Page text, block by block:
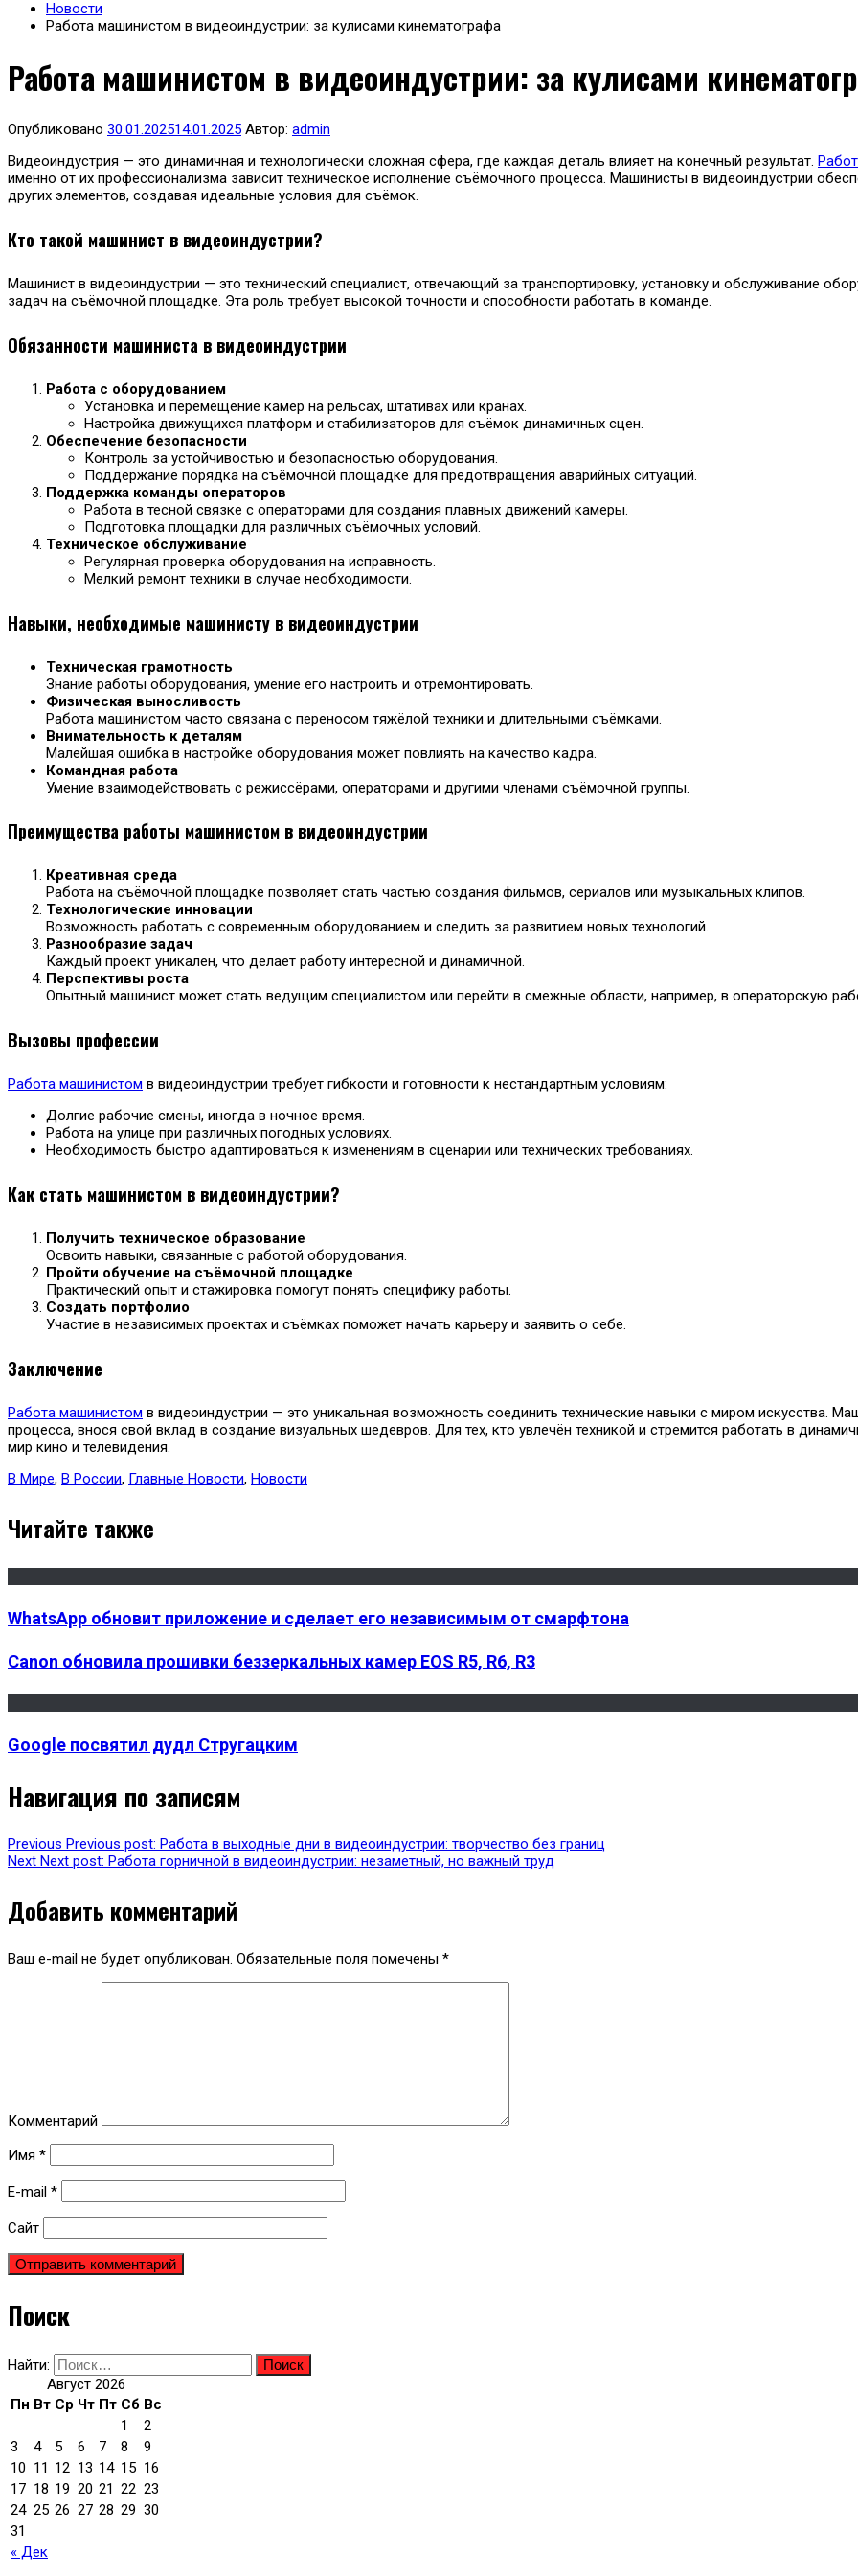
Новости
Работа машинистом в видеоиндустрии: за кулисами кинематографа
Работа машинистом в видеоиндустрии: за кулисами
Опубликовано 30.01.202514.01.2025 Автор: admin
Видеоиндустрия — это динамичная и технологически сложная сфера, где каждая деталь влияет на конечный результат.
именно от их профессионализма зависит техническое исполнение съёмочного процесса. Машинисты в видеоиндустрии
других элементов, создавая идеальные условия для съёмок.
Кто такой машинист в видеоиндустрии?
Машинист в видеоиндустрии — это технический специалист, отвечающий за транспортировку, установку и обслуживание
задач на съёмочной площадке. Эта роль требует высокой точности и способности работать в команде.
Обязанности машиниста в видеоиндустрии
Работа с оборудованием
Установка и перемещение камер на рельсах, штативах или кранах.
Настройка движущихся платформ и стабилизаторов для съёмок динамичных сцен.
Обеспечение безопасности
Контроль за устойчивостью и безопасностью оборудования.
Поддержание порядка на съёмочной площадке для предотвращения аварийных ситуаций.
Поддержка команды операторов
Работа в тесной связке с операторами для создания плавных движений камеры.
Подготовка площадки для различных съёмочных условий.
Техническое обслуживание
Регулярная проверка оборудования на исправность.
Мелкий ремонт техники в случае необходимости.
Навыки, необходимые машинисту в видеоиндустрии
Техническая грамотность
Знание работы оборудования, умение его настроить и отремонтировать.
Физическая выносливость
Работа машинистом часто связана с переносом тяжёлой техники и длительными съёмками.
Внимательность к деталям
Малейшая ошибка в настройке оборудования может повлиять на качество кадра.
Командная работа
Умение взаимодействовать с режиссёрами, операторами и другими членами съёмочной группы.
Преимущества работы машинистом в видеоиндустрии
Креативная среда
Работа на съёмочной площадке позволяет стать частью создания фильмов, сериалов или музыкальных клипов.
Технологические инновации
Возможность работать с современным оборудованием и следить за развитием новых технологий.
Разнообразие задач
Каждый проект уникален, что делает работу интересной и динамичной.
Перспективы роста
Опытный машинист может стать ведущим специалистом или перейти в смежные области, например, в операторскую
Вызовы профессии
Работа машинистом в видеоиндустрии требует гибкости и готовности к нестандартным условиям:
Долгие рабочие смены, иногда в ночное время.
Работа на улице при различных погодных условиях.
Необходимость быстро адаптироваться к изменениям в сценарии или технических требованиях.
Как стать машинистом в видеоиндустрии?
Получить техническое образование
Освоить навыки, связанные с работой оборудования.
Пройти обучение на съёмочной площадке
Практический опыт и стажировка помогут понять специфику работы.
Создать портфолио
Участие в независимых проектах и съёмках поможет начать карьеру и заявить о себе.
Заключение
Работа машинистом в видеоиндустрии — это уникальная возможность соединить технические навыки с миром искусства.
процесса, внося свой вклад в создание визуальных шедевров. Для тех, кто увлечён техникой и стремится работать в
мир кино и телевидения.
В Мире, В России, Главные Новости, Новости
Читайте также
WhatsApp обновит приложение и сделает его независимым от смарфтона
Canon обновила прошивки беззеркальных камер EOS R5, R6, R3
Google посвятил дудл Стругацким
Навигация по записям
Previous Previous post: Работа в выходные дни в видеоиндустрии: творчество без границ
Next Next post: Работа горничной в видеоиндустрии: незаметный, но важный труд
Добавить комментарий
Ваш e-mail не будет опубликован. Обязательные поля помечены *
Комментарий
Имя *
E-mail *
Сайт
Поиск
Найти:
Август 2026
Пн Вт Ср Чт Пт Сб Вс
« Дек
1
2
3
4 5 6 7 8
9
10 11 12 13 14 15 16
17 18 19 20 21 22 23
24 25 26 27 28 29 30
31